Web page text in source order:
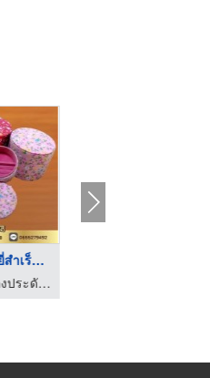
กล่องกำมะหยี่สำเร็จร ...
กล่องใส่เครื่องประดับเฮียบเซ้ง 85